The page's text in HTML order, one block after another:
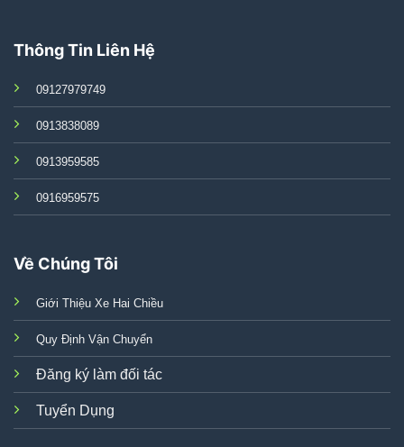
Thông Tin Liên Hệ
09127979749
0913838089
0913959585
0916959575
Về Chúng Tôi
Giới Thiệu Xe Hai Chiều
Quy Định Vận Chuyển
Đăng ký làm đối tác
Tuyển Dụng